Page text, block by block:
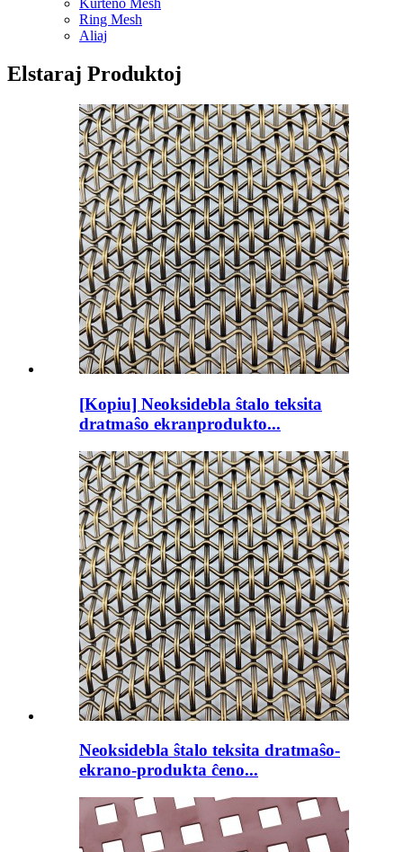
Kurteno Mesh
Ring Mesh
Aliaj
Elstaraj Produktoj
[Kopiu] Neoksidebla ŝtalo teksita
dratmaŝo ekranprodukto...
Neoksidebla ŝtalo teksita dratmaŝo-
ekrano-produkta ĉeno...